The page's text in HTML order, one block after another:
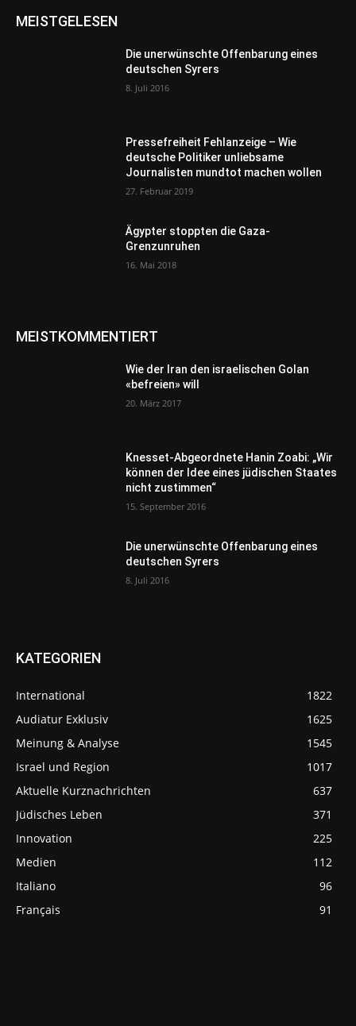
MEISTGELESEN
Die unerwünschte Offenbarung eines
deutschen Syrers
8. Juli 2016
Pressefreiheit Fehlanzeige – Wie
deutsche Politiker unliebsame
Journalisten mundtot machen wollen
27. Februar 2019
Ägypter stoppten die Gaza-
Grenzunruhen
16. Mai 2018
MEISTKOMMENTIERT
Wie der Iran den israelischen Golan
«befreien» will
20. März 2017
Knesset-Abgeordnete Hanin Zoabi: „Wir
können der Idee eines jüdischen Staates
nicht zustimmen“
15. September 2016
Die unerwünschte Offenbarung eines
deutschen Syrers
8. Juli 2016
KATEGORIEN
International
1822
Audiatur Exklusiv
1625
Meinung & Analyse
1545
Israel und Region
1017
Aktuelle Kurznachrichten
637
Jüdisches Leben
371
Innovation
225
Medien
112
Italiano
96
Français
91